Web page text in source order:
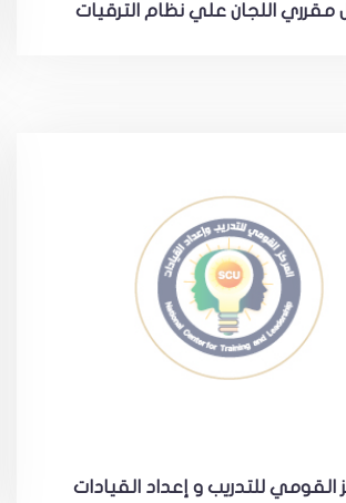
مقرري اللجان علي نظام الترقيات
القومي للتدريب و إعداد القيادات